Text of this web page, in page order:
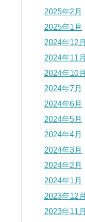
2025年2月
2025年1月
2024年12月
2024年11月
2024年10月
2024年7月
2024年6月
2024年5月
2024年4月
2024年3月
2024年2月
2024年1月
2023年12月
2023年11月